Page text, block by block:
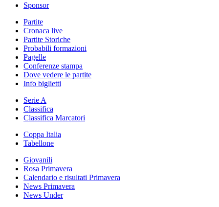
Sponsor
Partite
Cronaca live
Partite Storiche
Probabili formazioni
Pagelle
Conferenze stampa
Dove vedere le partite
Info biglietti
Serie A
Classifica
Classifica Marcatori
Coppa Italia
Tabellone
Giovanili
Rosa Primavera
Calendario e risultati Primavera
News Primavera
News Under